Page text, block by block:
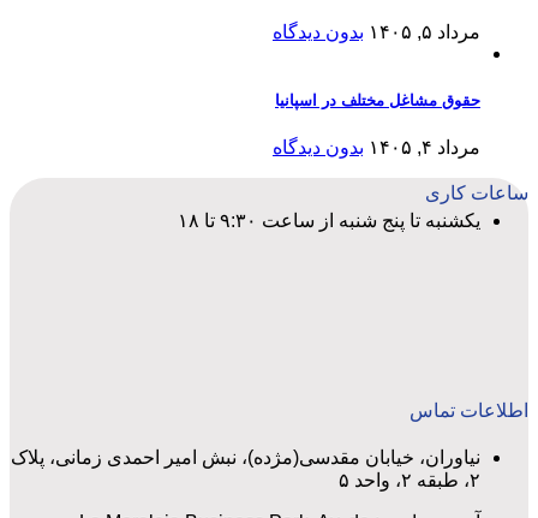
مرداد ۵, ۱۴۰۵ بدون دیدگاه
حقوق مشاغل مختلف در اسپانیا
مرداد ۴, ۱۴۰۵ بدون دیدگاه
ساعات کاری
یکشنبه تا پنج شنبه از ساعت ۹:۳۰ تا ۱۸
اطلاعات تماس
نیاوران، خیابان مقدسی(مژده)، نبش امیر احمدی زمانی، پلاک
۲، طبقه ۲، واحد ۵